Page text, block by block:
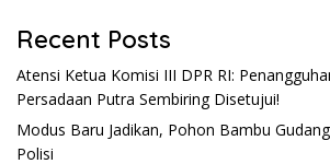
Recent Posts
Atensi Ketua Komisi III DPR RI:
Persadaan Putra Sembiring Disetujui!
Modus Baru Jadikan, Pohon Bambu
Polisi